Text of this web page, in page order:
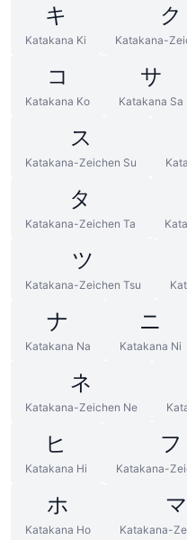
キ
Katakana Ki
ク
Katakana-
コ
Katakana Ko
サ
Katakana Sa
ス
Katakana-Zeichen Su
タ
Katakana-Zeichen Ta
ツ
Katakana-Zeichen Tsu
ナ
Katakana Na
ニ
Katakana Ni
ネ
Katakana-Zeichen Ne
ヒ
Katakana Hi
フ
Katakana-
ホ
Katakana Ho
マ
Katakana-